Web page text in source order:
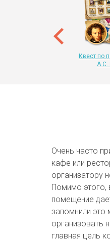
Квест по
А.С.
Очень часто
кафе или
организатору
Помимо этого,
помещение
запомнили это
организовать
главная цель